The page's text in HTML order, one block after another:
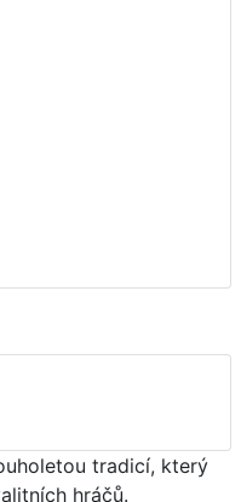
tradicí, který
hráčů.